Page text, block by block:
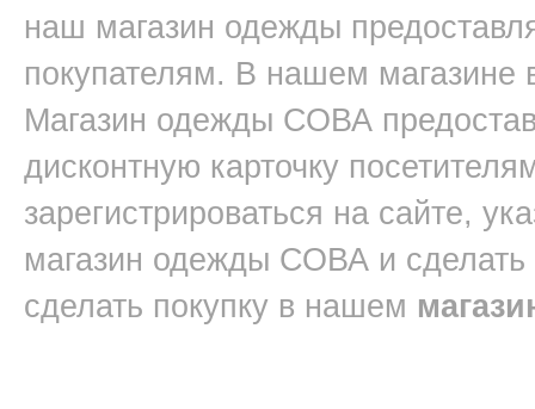
наш магазин одежды
покупателям. В нашем магазине
Магазин одежды СОВА
дисконтную карточку
зарегистрироваться на сайте,
магазин одежды СОВА и
сделать покупку в нашем